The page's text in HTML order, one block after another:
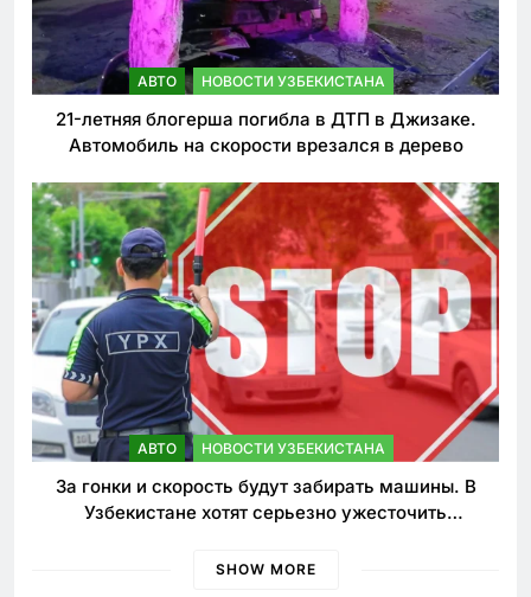
АВТО НОВОСТИ УЗБЕКИСТАНА
21-летняя блогерша погибла в ДТП в Джизаке.
Автомобиль на скорости врезался в дерево
АВТО НОВОСТИ УЗБЕКИСТАНА
За гонки и скорость будут забирать машины. В
Узбекистане хотят серьезно ужесточить
SHOW MORE